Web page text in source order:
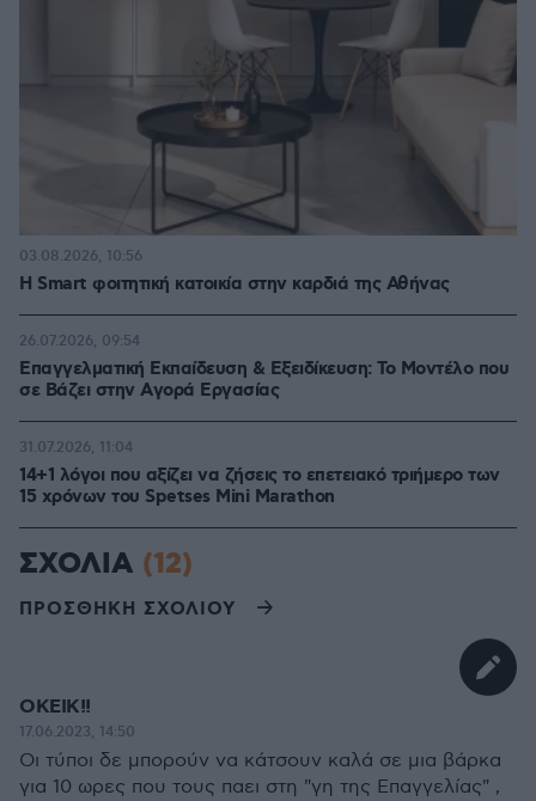
Η Smart φοιτητική κατοικία στην καρδιά της Αθήνας
03.08.2026, 10:56
Επαγγελματική Εκπαίδευση & Εξειδίκευση: Το Mοντέλο που
σε Bάζει στην Aγορά Eργασίας
26.07.2026, 09:54
14+1 λόγοι που αξίζει να ζήσεις το επετειακό τριήμερο των
15 χρόνων του Spetses Mini Marathon
31.07.2026, 11:04
ΣΧΟΛΙΑ (12)
ΠΡΟΣΘΗΚΗ ΣΧΟΛΙΟΥ
ΟΚΕΙΚ!!
17.06.2023, 14:50
Οι τύποι δε μπορούν να κάτσουν καλά σε μια βάρκα
για 10 ωρες που τους παει στη "γη της Επαγγελίας" ,